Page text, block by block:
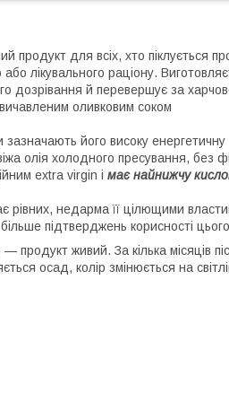
продукт для всіх, хто піклується
лікувального раціону.
й перевершує за
оливковим соком
його високу енергетичну
олія холодного пресування, без
extra virgin і має найнижчу
рівних, недарма її цілющими
підтверджень корисності
продукт живий. За кілька місяців
осад, колір змінюється на